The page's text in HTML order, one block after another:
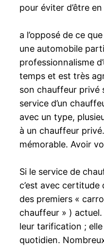
pour éviter d’être
a l’opposé de ce
une automobile
professionnalisme
temps et est très
son chauffeur privé
service d’un
avec un type,
à un chauffeur
mémorable. Avoir
Si le service de
c’est avec certitude
des premiers «
chauffeur » )
leur tarification ;
quotidien.